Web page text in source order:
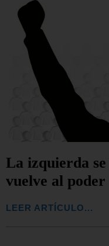
La izquierda
vuelve al poder
LEER ARTÍCULO...